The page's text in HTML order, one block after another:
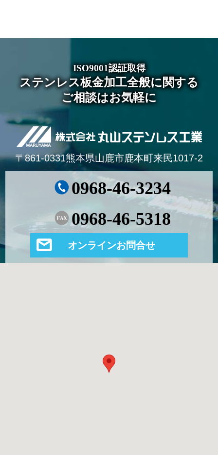
ISO9001認証取得
ステンレス板金加工全般に関する
ご相談はお気軽に
〒861-0331熊本県山鹿市鹿本町来民1017-2
0968-46-3234
0968-46-5318
オンラインお問合せ